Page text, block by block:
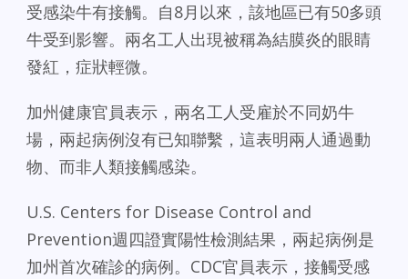
受感染牛有接觸。自8月以來，該地區已有50多頭
牛受到影響。兩名工人出現被稱為結膜炎的眼睛
發紅，症狀輕微。
加州健康官員表示，兩名工人受雇於不同奶牛
場，兩起病例沒有已知聯繫，這表明兩人通過動
物、而非人類接觸感染。
U.S. Centers for Disease Control and
Prevention週四證實陽性檢測結果，兩起病例是
加州首次確診的病例。CDC官員表示，接觸受感